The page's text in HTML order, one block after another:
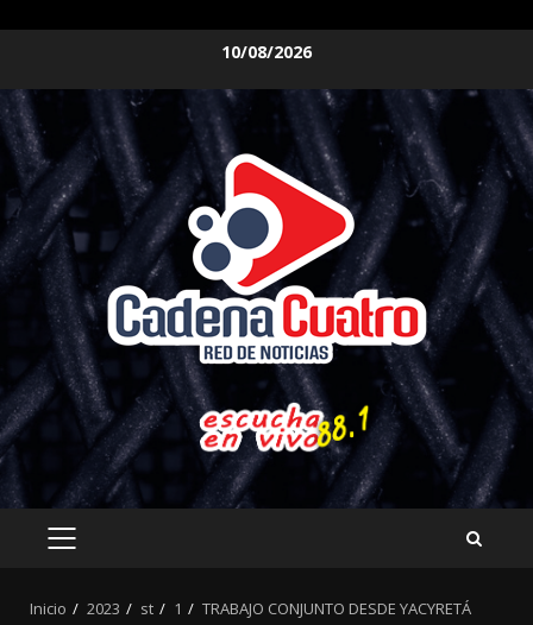
contenido
10/08/2026
MENÚ
Inicio 2023 st 1 TRABAJO CONJUNTO DESDE YACYRETÁ